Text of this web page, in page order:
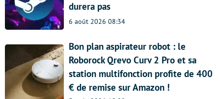
durera pas
6 août 2026 08:34
Bon plan aspirateur robot : le
Roborock Qrevo Curv 2 Pro et sa
station multifonction profite de 400
€ de remise sur Amazon !